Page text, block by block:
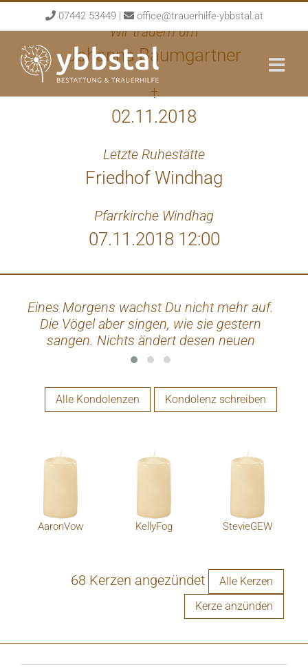
to
content
07442 53449| office@trauerhilfe-ybbstal.at
Wir trauern um
Johanna Baumgartner
†
02.11.2018
Letzte Ruhestätte
Friedhof Windhag
Pfarrkirche Windhag
07.11.2018 12:00
Eines Morgens wachst Du nicht mehr auf.
Die Vögel aber singen, wie sie gestern
sangen. Nichts ändert desen neuen
Tagesablauf. Du bist fortgegangen. Du bist
GLÜCK. Johann Wolfgang von Gothe
Alle Kondolenzen Kondolenz schreiben
AaronVow KellyFog StevieGEW
68 Kerzen angezündet
Alle Kerzen
Kerze anzünden